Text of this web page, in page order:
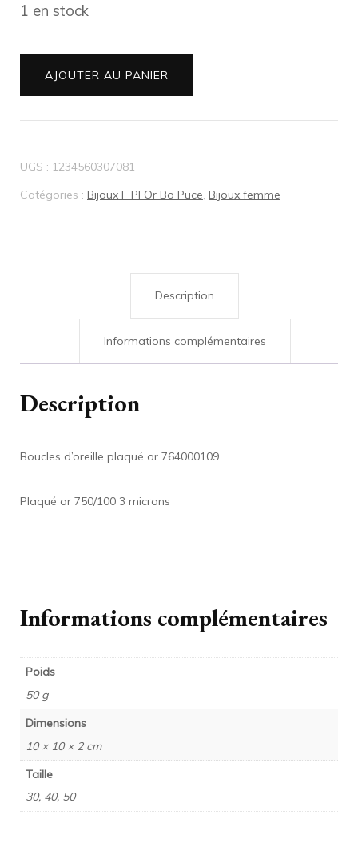
1 en stock
quantité
Boucles
plaqué
or
AJOUTER AU PANIER
UGS : 1234560307081
Catégories : Bijoux F Pl Or Bo Puce, Bijoux femme
Description
Informations complémentaires
Description
Boucles d’oreille plaqué or 764000109
Plaqué or 750/100 3 microns
Informations complémentaires
Poids
50 g
Dimensions
10 × 10 × 2 cm
Taille
30, 40, 50